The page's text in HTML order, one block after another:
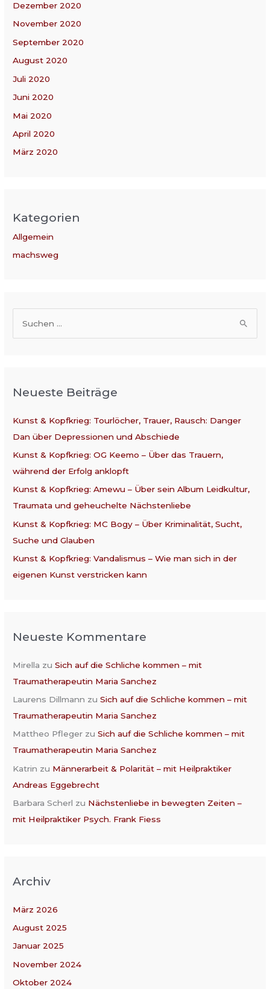
Dezember 2020
November 2020
September 2020
August 2020
Juli 2020
Juni 2020
Mai 2020
April 2020
März 2020
Kategorien
Allgemein
machsweg
e
n
a
c
h
:
Neueste Beiträge
Kunst & Kopfkrieg: Tourlöcher, Trauer, Rausch: Danger
Dan über Depressionen und Abschiede
Kunst & Kopfkrieg: OG Keemo – Über das Trauern,
während der Erfolg anklopft
Kunst & Kopfkrieg: Amewu – Über sein Album Leidkultur,
Traumata und geheuchelte Nächstenliebe
Kunst & Kopfkrieg: MC Bogy – Über Kriminalität, Sucht,
Suche und Glauben
Kunst & Kopfkrieg: Vandalismus – Wie man sich in der
eigenen Kunst verstricken kann
Neueste Kommentare
Mirella zuSich auf die Schliche kommen – mit
Traumatherapeutin Maria Sanchez
Laurens Dillmann zuSich auf die Schliche kommen – mit
Traumatherapeutin Maria Sanchez
Mattheo Pfleger zuSich auf die Schliche kommen – mit
Traumatherapeutin Maria Sanchez
Katrin zu Männerarbeit & Polarität – mit Heilpraktiker
Andreas Eggebrecht
Barbara Scherl zu Nächstenliebe in bewegten Zeiten –
mit Heilpraktiker Psych. Frank Fiess
Archiv
März 2026
August 2025
Januar 2025
November 2024
Oktober 2024